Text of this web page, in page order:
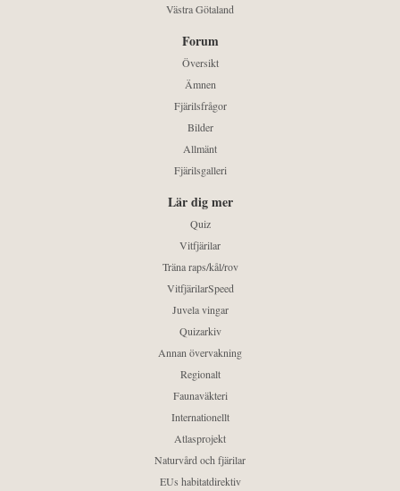
Västra Götaland
Forum
Översikt
Ämnen
Fjärilsfrågor
Bilder
Allmänt
Fjärilsgalleri
Lär dig mer
Quiz
Vitfjärilar
Träna raps/kål/rov
VitfjärilarSpeed
Juvela vingar
Quizarkiv
Annan övervakning
Regionalt
Faunaväkteri
Internationellt
Atlasprojekt
Naturvård och fjärilar
EUs habitatdirektiv